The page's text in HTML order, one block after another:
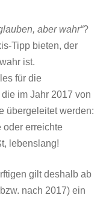
aber wahr“?
Tipp bieten, der
ist.
für die
im Jahr 2017 von
übergeleitet werden:
oder erreichte
lebenslang!
gilt deshalb ab
nach 2017) ein